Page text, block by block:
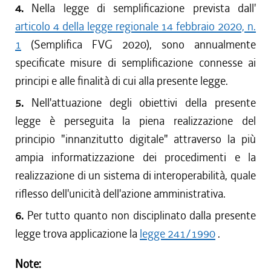
4. Nella legge di semplificazione prevista dall'
articolo 4 della legge regionale 14 febbraio 2020, n.
1 (Semplifica FVG 2020), sono annualmente
specificate misure di semplificazione connesse ai
principi e alle finalità di cui alla presente legge.
5. Nell'attuazione degli obiettivi della presente
legge è perseguita la piena realizzazione del
principio "innanzitutto digitale" attraverso la più
ampia informatizzazione dei procedimenti e la
realizzazione di un sistema di interoperabilità, quale
riflesso dell'unicità dell'azione amministrativa.
6. Per tutto quanto non disciplinato dalla presente
legge trova applicazione la legge 241/1990 .
Note: